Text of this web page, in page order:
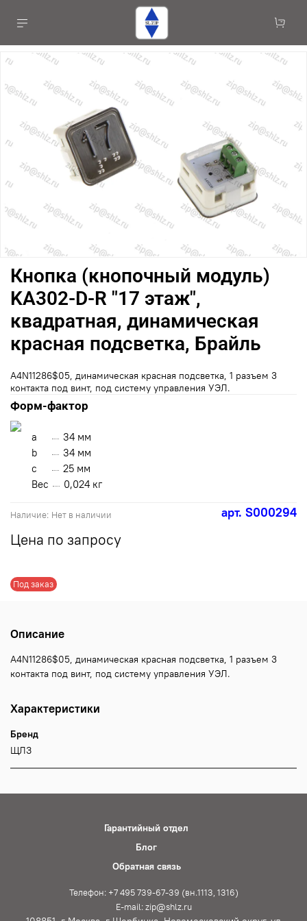
арт. S000294
Наличие: Нет в наличии
Под заказ
Кнопка (кнопочный модуль)
KA302-D-R "17 этаж",
квадратная, динамическая
красная подсветка, Брайль
Цена по запросу
A4N11286$05, динамическая красная подсветка, 1 разъем 3
контакта под винт, под систему управления УЭЛ.
Форм-фактор
a
34 мм
b
34 мм
с
25 мм
Вес
0,024 кг
Описание
A4N11286$05, динамическая красная подсветка, 1 разъем 3
контакта под винт, под систему управления УЭЛ.
Характеристики
Бренд
ЩЛЗ
Гарантийный отдел
Блог
Обратная связь
Телефон: +7 495 739-67-39 (вн.1113, 1316)
E-mail: zip@shlz.ru